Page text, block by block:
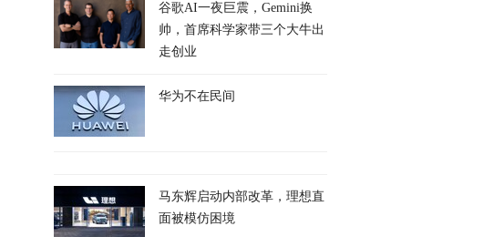
谷歌AI一夜巨震，Gemini换
帅，首席科学家带三个大牛出
走创业
华为不在民间
马东辉启动内部改革，理想直
面被模仿困境